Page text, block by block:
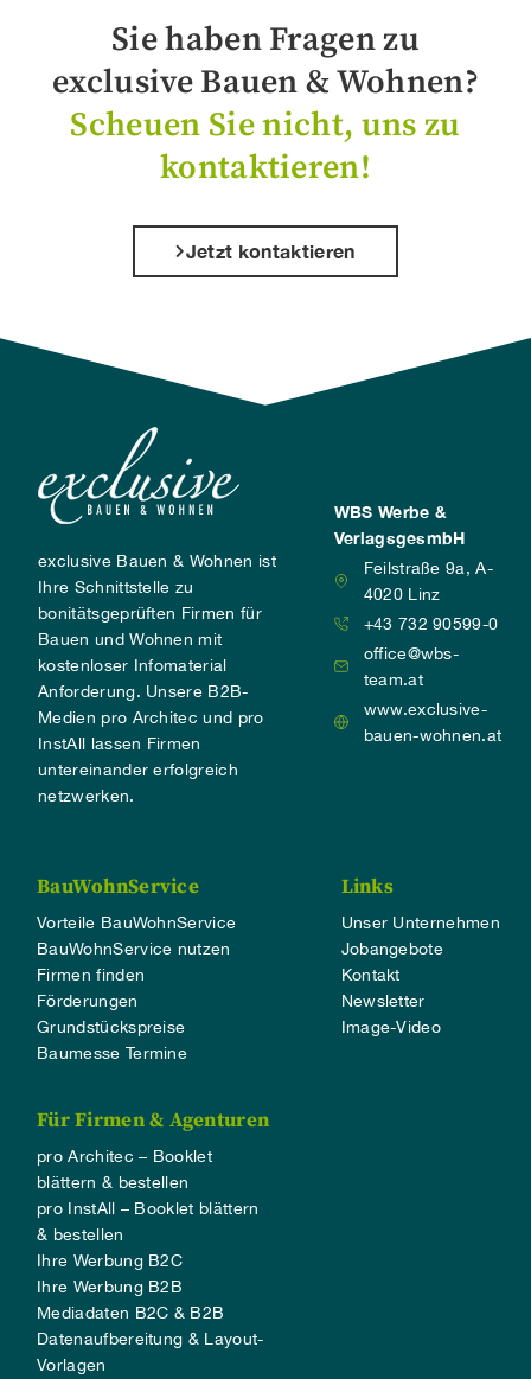
Sie haben Fragen zu
exclusive Bauen & Wohnen?
Scheuen Sie nicht, uns zu
kontaktieren!
Jetzt kontaktieren
exclusive Bauen & Wohnen ist
Ihre Schnittstelle zu
bonitätsgeprüften Firmen für
Bauen und Wohnen mit
kostenloser Infomaterial
Anforderung. Unsere B2B-
Medien pro Architec und pro
InstAll lassen Firmen
untereinander erfolgreich
netzwerken.
WBS Werbe &
VerlagsgesmbH
Feilstraße 9a, A-
4020 Linz
+43 732 90599-0
office@wbs-
team.at
www.exclusive-
bauen-wohnen.at
BauWohnService
Vorteile BauWohnService
BauWohnService nutzen
Firmen finden
Förderungen
Grundstückspreise
Baumesse Termine
Links
Unser Unternehmen
Jobangebote
Kontakt
Newsletter
Image-Video
Für Firmen & Agenturen
pro Architec – Booklet
blättern & bestellen
pro InstAll – Booklet blättern
& bestellen
Ihre Werbung B2C
Ihre Werbung B2B
Mediadaten B2C & B2B
Datenaufbereitung & Layout-
Vorlagen